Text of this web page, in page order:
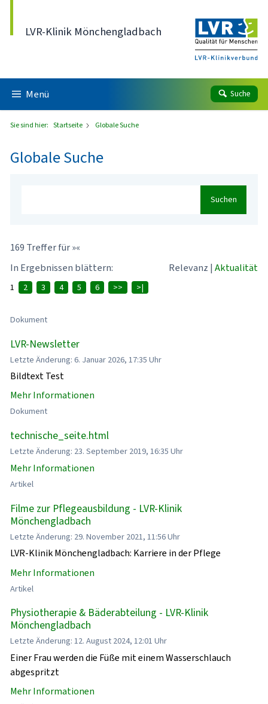
LVR-Klinik Mönchengladbach
Menü Suche
Sie sind hier: Startseite Globale Suche
Globale Suche
Suchen
169 Treffer für »«
In Ergebnissen blättern:
Relevanz | Aktualität
1 2 3 4 5 6 >> >|
Dokument
LVR-Newsletter
Letzte Änderung: 6. Januar 2026, 17:35 Uhr
Bildtext Test
Mehr Informationen
Dokument
technische_seite.html
Letzte Änderung: 23. September 2019, 16:35 Uhr
Mehr Informationen
Artikel
Filme zur Pflegeausbildung - LVR-Klinik
Mönchengladbach
Letzte Änderung: 29. November 2021, 11:56 Uhr
LVR-Klinik Mönchengladbach: Karriere in der Pflege
Mehr Informationen
Artikel
Physiotherapie & Bäderabteilung - LVR-Klinik
Mönchengladbach
Letzte Änderung: 12. August 2024, 12:01 Uhr
Einer Frau werden die Füße mit einem Wasserschlauch
abgespritzt
Mehr Informationen